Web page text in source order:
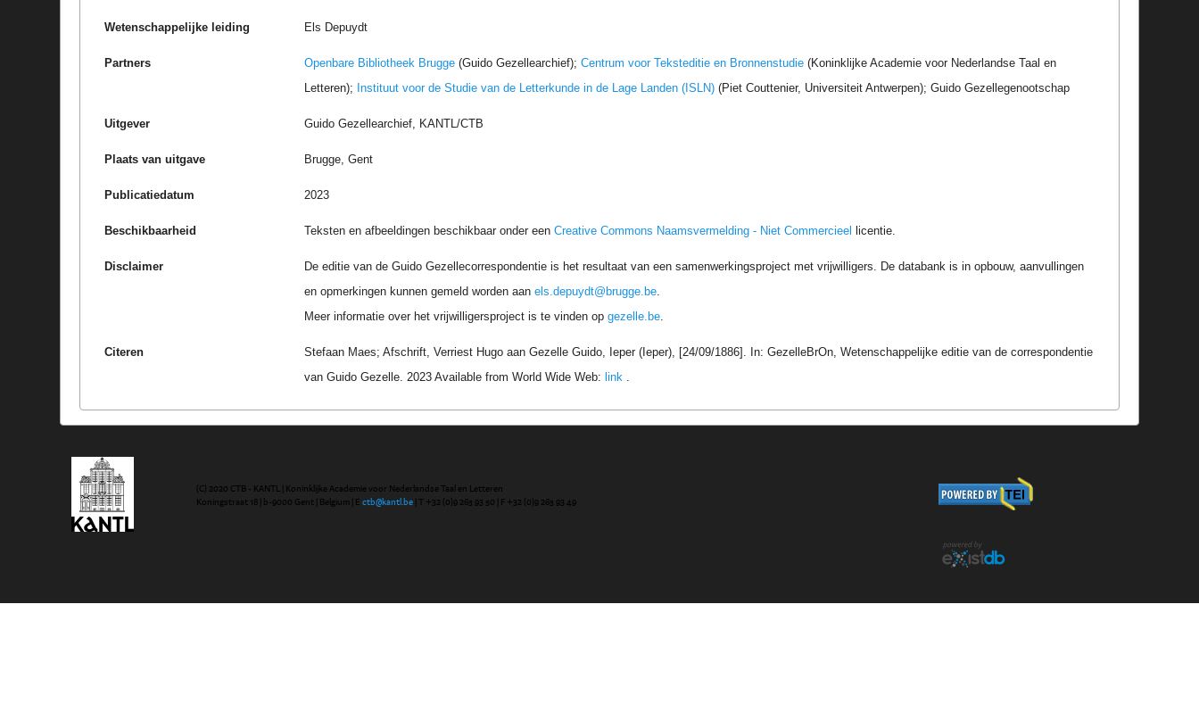
Wetenschappelijke leiding Els Depuydt
Partners Openbare Bibliotheek Brugge (Guido Gezellearchief);Centrum voor Teksteditie en Bronnenstudie (Koninklijke Academie voor Nederlandse Taal en
Letteren); Instituut voor de Studie van de Letterkunde in de Lage Landen (ISLN) (Piet Couttenier, Universiteit Antwerpen); Guido Gezellegenootschap
Uitgever Guido Gezellearchief, KANTL/CTB
Plaats van uitgave Brugge, Gent
Publicatiedatum 2023
Beschikbaarheid Teksten en afbeeldingen beschikbaar onder eenCreative Commons Naamsvermelding - Niet Commercieel licentie.
Disclaimer
De editie van de Guido Gezellecorrespondentie is het resultaat van een samenwerkingsproject met vrijwilligers. De databank is in opbouw, aanvullingen
en opmerkingen kunnen gemeld worden aanels.depuydt@brugge.be.
Meer informatie over het vrijwilligersproject is te vinden opgezelle.be.
Citeren
Stefaan Maes; Afschrift, Verriest Hugo aan Gezelle Guido, Ieper (Ieper), [24/09/1886]. In: GezelleBrOn, Wetenschappelijke editie van de correspondentie
van Guido Gezelle. 2023 Available from World Wide Web: link .
(C) 2020 CTB - KANTL | Koninklijke Academie voor Nederlandse Taal en Letteren
Koningstraat 18 | b-9000 Gent | Belgium | Ectb@kantl.be | T +32 (0)9 265 93 50 | F +32 (0)9 265 93 49